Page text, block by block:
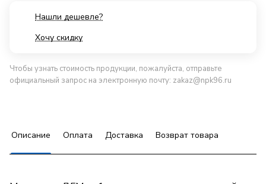
Нашли дешевле?
Хочу скидку
Чтобы узнать стоимость продукции, пожалуйста, отправьте
официальный запрос на электронную почту: zakaz@npk96.ru
Описание Оплата Доставка Возврат товара